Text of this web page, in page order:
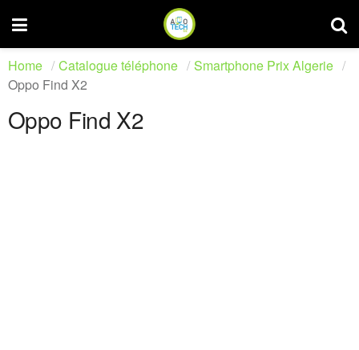
Home Catalogue téléphone
Smartphone Prix Algerie
Oppo Find X2
Oppo Find X2